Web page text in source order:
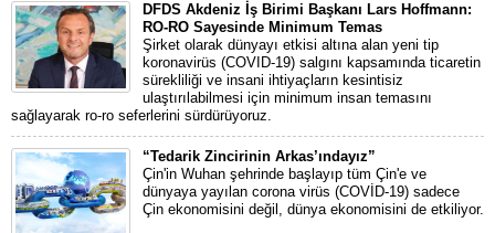
DFDS Akdeniz İş Birimi Başkanı Lars Hoffmann:
RO-RO Sayesinde Minimum Temas
Şirket olarak dünyayı etkisi altına alan yeni tip
koronavirüs (COVID-19) salgını kapsamında ticaretin
sürekliliği ve insani ihtiyaçların kesintisiz
ulaştırılabilmesi için minimum insan temasını
sağlayarak ro-ro seferlerini sürdürüyoruz.
“Tedarik Zincirinin Arkas’ındayız”
Çin'in Wuhan şehrinde başlayıp tüm Çin'e ve
dünyaya yayılan corona virüs (COVİD-19) sadece
Çin ekonomisini değil, dünya ekonomisini de etkiliyor.